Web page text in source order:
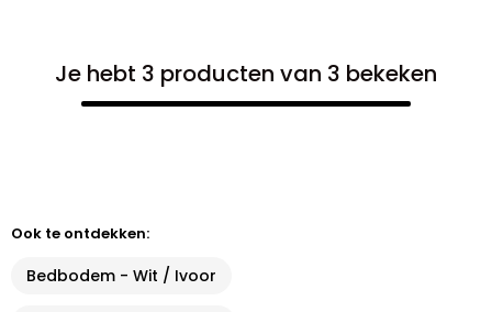
Je hebt 3 producten van 3 bekeken
Ook te ontdekken:
Bedbodem - Wit / Ivoor